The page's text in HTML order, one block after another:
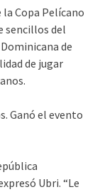
Copa Pelícano
sencillos del
de
de jugar
Ganó el evento
Ubri. “Le